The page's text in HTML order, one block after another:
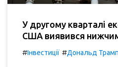
У другому кварталі
США виявився
#Інвестиції #Дональд Трамп